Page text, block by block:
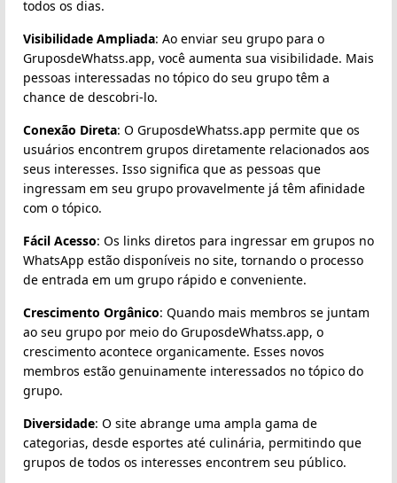
todos os dias.
Visibilidade Ampliada: Ao enviar seu grupo para o
GruposdeWhatss.app, você aumenta sua visibilidade. Mais
pessoas interessadas no tópico do seu grupo têm a
chance de descobri-lo.
Conexão Direta: O GruposdeWhatss.app permite que os
usuários encontrem grupos diretamente relacionados aos
seus interesses. Isso significa que as pessoas que
ingressam em seu grupo provavelmente já têm afinidade
com o tópico.
Fácil Acesso: Os links diretos para ingressar em grupos no
WhatsApp estão disponíveis no site, tornando o processo
de entrada em um grupo rápido e conveniente.
Crescimento Orgânico: Quando mais membros se juntam
ao seu grupo por meio do GruposdeWhatss.app, o
crescimento acontece organicamente. Esses novos
membros estão genuinamente interessados no tópico do
grupo.
Diversidade: O site abrange uma ampla gama de
categorias, desde esportes até culinária, permitindo que
grupos de todos os interesses encontrem seu público.